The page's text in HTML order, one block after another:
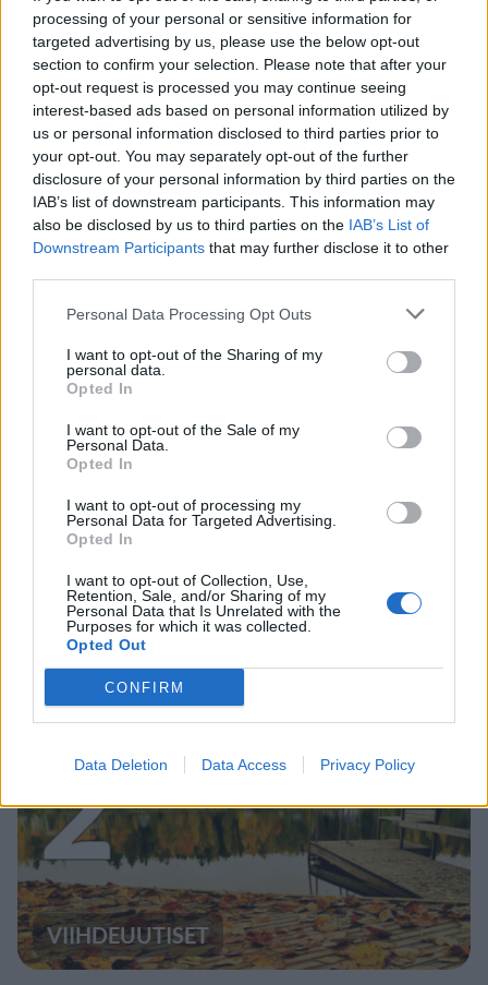
processing of your personal or sensitive information for
targeted advertising by us, please use the below opt-out
section to confirm your selection. Please note that after your
opt-out request is processed you may continue seeing
interest-based ads based on personal information utilized by
us or personal information disclosed to third parties prior to
your opt-out. You may separately opt-out of the further
disclosure of your personal information by third parties on the
IAB’s list of downstream participants. This information may
also be disclosed by us to third parties on the IAB’s List of
Downstream Participants that may further disclose it to other
Personal Data Processing Opt Outs
I want to opt-out of the Sharing of my
personal data.
Opted In
I want to opt-out of the Sale of my
Personal Data.
Opted In
I want to opt-out of processing my
Personal Data for Targeted Advertising.
Opted In
I want to opt-out of Collection, Use,
Retention, Sale, and/or Sharing of my
Personal Data that Is Unrelated with the
Purposes for which it was collected.
Opted Out
CONFIRM
Data Deletion Data Access Privacy Policy
Staran luetuimmat
1
UUTISET
Leskeneläke ei kuulu kaikille –
Kela muistuttaa tärkeästä
ikärajasta
2
VIIHDEUUTISET